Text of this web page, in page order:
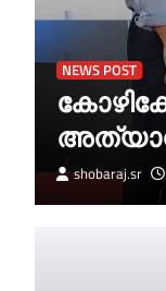
NEWS POST
shobaraj.sr